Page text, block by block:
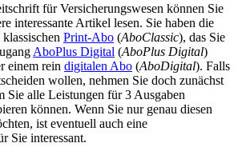
für Versicherungswesen können Sie
interessante Artikel lesen. Sie haben die
Print-Abo (AboClassic), das Sie
AboPlus Digital (AboPlus Digital)
einem rein digitalen Abo (AboDigital). Falls
wollen, nehmen Sie doch zunächst
Sie alle Leistungen für 3 Ausgaben
können. Wenn Sie nur genau diesen
ist eventuell auch eine
Sie interessant.